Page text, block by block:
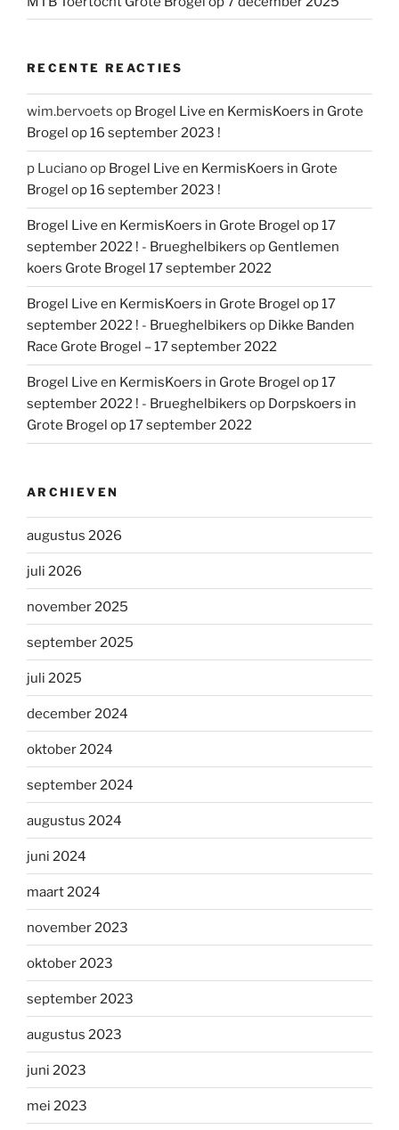
RECENTE REACTIES
wim.bervoets op Brogel Live en KermisKoers in Grote
Brogel op 16 september 2023 !
p Lucianoop Brogel Live en KermisKoers in Grote
Brogel op 16 september 2023 !
Brogel Live en KermisKoers in Grote Brogel op 17
september 2022 ! - Brueghelbikers op Gentlemen
koers Grote Brogel 17 september 2022
Brogel Live en KermisKoers in Grote Brogel op 17
september 2022 ! - Brueghelbikers op Dikke Banden
Race Grote Brogel – 17 september 2022
Brogel Live en KermisKoers in Grote Brogel op 17
september 2022 ! - Brueghelbikers op Dorpskoers in
Grote Brogel op 17 september 2022
ARCHIEVEN
augustus 2026
juli 2026
november 2025
september 2025
juli 2025
december 2024
oktober 2024
september 2024
augustus 2024
juni 2024
maart 2024
november 2023
oktober 2023
september 2023
augustus 2023
juni 2023
mei 2023